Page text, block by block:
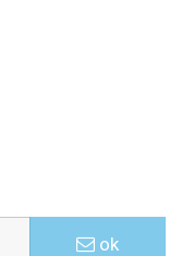
ok